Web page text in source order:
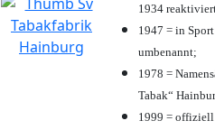
1934
1947 = in
umbenannt;
1978 =
Tabak“
1999 =